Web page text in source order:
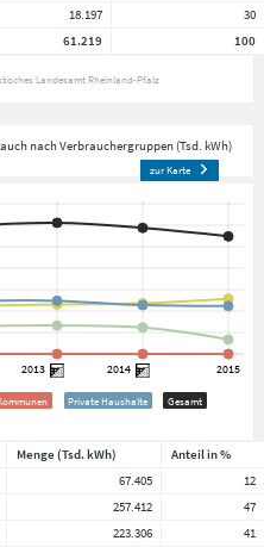
18.197
30
61.219 100
Landesamt Rheinland-Pfalz
nach Verbrauchergruppen (Tsd. kWh)
zur Karte
Private Haushalte
Gesamt
Menge (Tsd. kWh)
Anteil in %
67.405
12
257.412
47
223.306
41